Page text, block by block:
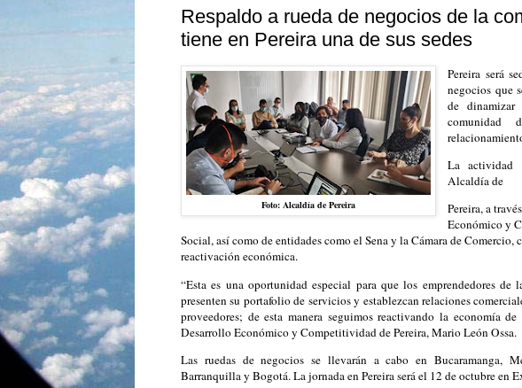
Respaldo a rueda de negocios de la
tiene en Pereira una de sus sedes
Foto: Alcaldía de Pereira
Pereira será
negocios que
de
comunidad
La actividad
Alcaldía de
Pereira, a
Económico y
Social, así como de entidades como el Sena y la Cámara de Comercio,
reactivación económica.
“Esta es una oportunidad especial para que los emprendedores
presenten su portafolio de servicios y establezcan relaciones
proveedores; de esta manera seguimos reactivando la economía
Desarrollo Económico y Competitividad de Pereira, Mario León Ossa.
Las ruedas de negocios se llevarán a cabo en Bucaramanga,
Barranquilla y Bogotá. La jornada en Pereira será el 12 de octubre en